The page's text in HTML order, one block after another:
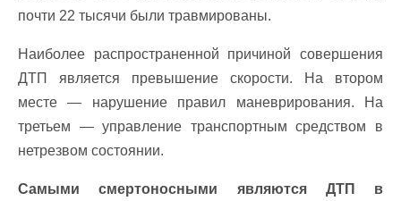
почти 22 тысячи были травмированы.
Наиболее распространенной причиной совершения
ДТП является превышение скорости. На втором
месте — нарушение правил маневрирования. На
третьем — управление транспортным средством в
нетрезвом состоянии.
Самыми смертоносными являются ДТП в